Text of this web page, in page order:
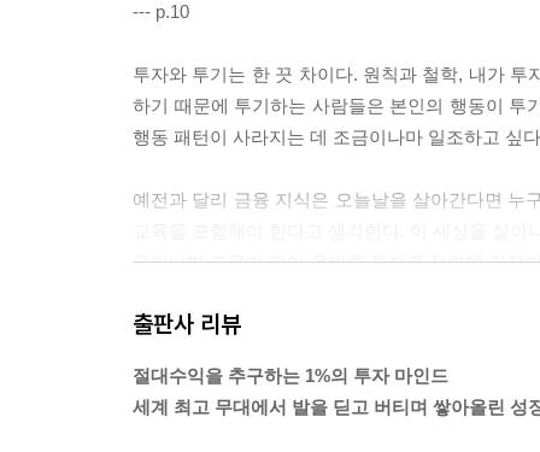
--- p.10
투자와 투기는 한 끗 차이다. 원칙과 철학, 내가
하기 때문에 투기하는 사람들은 본인의 행동이 투
행동 패턴이 사라지는 데 조금이나마 일조하고 싶
예전과 달리 금융 지식은 오늘날을 살아간다면 누
금이나마 도움이 되어 올바른 투자관 정립에 길잡
--- p.13
사람들은 역사적으로 반복되었던 금융위기에 대
는 끔찍한 금융 재앙을 초래했던 투기심리와 그에
출판사 리뷰
절대수익을 추구하는 1%의 투자 마인드
세계 최고 무대에서 발을 딛고 버티며 쌓아올린 성